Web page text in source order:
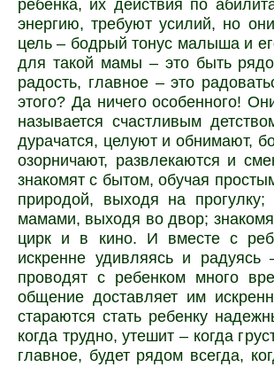
энергию, требуют усилий, но
цель – бодрый тонус малыша и
для такой мамы – это быть
радость, главное – это
этого? Да ничего особенного!
называется счастливым
дурачатся, целуют и обнимают,
озорничают, развлекаются и
знакомят с бытом, обучая
природой, выходя на
мамами, выходя во двор;
цирк и в кино. И вместе с
искренне удивляясь и
проводят с ребенком много
общение доставляет им
стараются стать ребенку
когда трудно, утешит – когда
главное, будет рядом всегда,